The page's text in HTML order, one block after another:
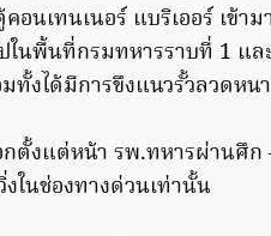
นเทนเนอร์ แบริเออร์ เข้า
ในพื้นที่กรมทหารราบที่ 1 แ
ทั้งได้มีการขึงแนวรั้วลวดหน
ตั้งแต่หน้า รพ.ทหารผ่านศึก
ในช่องทางด่วนเท่านั้น